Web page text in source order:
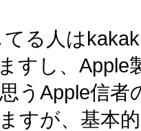
る人は
すし、Apple
うApple信者
すが、基本